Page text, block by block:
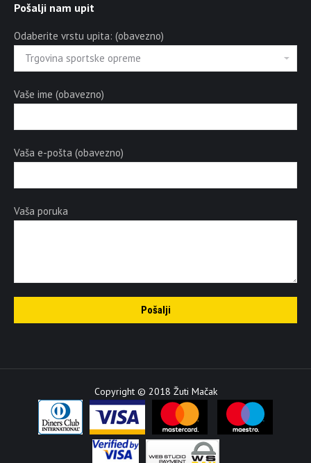
Pošalji nam upit
Odaberite vrstu upita: (obavezno)
Vaše ime (obavezno)
Vaša e-pošta (obavezno)
Vaša poruka
Copyright © 2018 Žuti Mačak